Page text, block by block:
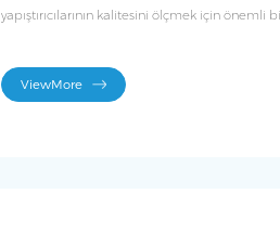
yapıştırıcılarının kalitesini ölçmek için önemli
ViewMore